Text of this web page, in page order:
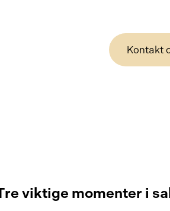
Kontakt
viktige momenter i